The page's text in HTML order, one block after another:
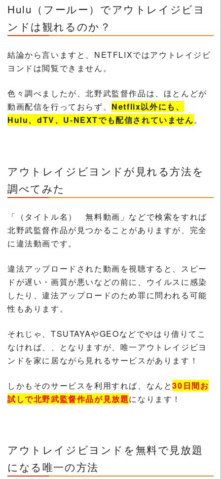
Hulu（フールー）でアウトレイジビヨ
ンドは観れるのか？
結論から言いますと、NETFLIXではアウトレイジビ
ヨンドは閲覧できません。
色々調べましたが、北野武監督作品は、ほとんどが
動画配信を行っておらず、 Netflix以外にも、
Hulu、dTV、U-NEXTでも配信されていません。
アウトレイジビヨンドが見れる方法を
調べてみた
「（タイトル名） 無料動画」などで検索をすれば
北野武監督作品が見つかることがありますが、完全
に違法動画です。
違法アップロードされた動画を視聴すると、スピー
ドが遅い・画質が悪いなどの前に、ウイルスに感染
したり、違法アップロードのため罪に問われる可能
性もあります。
それじゃ、TSUTAYAやGEOなどでやはり借りてこ
なければ、、となりますが、唯一アウトレイジビヨ
ンドを家に居ながら見れるサービスがあります！
しかもそのサービスを利用すれば、なんと30日間お
試しで北野武監督作品が見放題になります！
アウトレイジビヨンドを無料で見放題
になる唯一の方法